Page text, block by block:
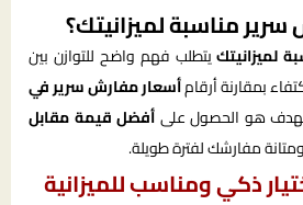
مناسبة لميزانيتك؟
لميزانيتكيتطلب فهم واضح للتوازن بين
بمقارنة أرقامأسعار مفارش سرير في
هو الحصول علىأفضل قيمة مقابل
مفارشك لفترة طويلة.
ذكي ومناسب للميزانية